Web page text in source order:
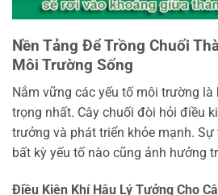
Nền Tảng Để Trồng Chuối
Môi Trường Sống
Nắm vững các yếu tố môi trường
trọng nhất. Cây chuối đòi hỏi điều
trưởng và phát triển khỏe mạnh.
bất kỳ yếu tố nào cũng ảnh hưởng
Điều Kiện Khí Hậu Lý Tưởng Cho